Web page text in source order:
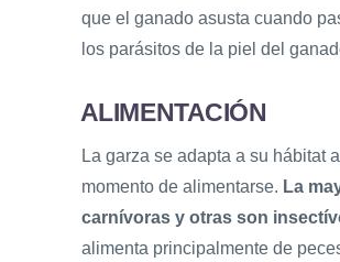
que el ganado asusta cuando
los parásitos de la piel del
ALIMENTACIÓN
La garza se adapta a su hábitat al
momento de alimentarse. La
carnívoras y otras son
alimenta principalmente de